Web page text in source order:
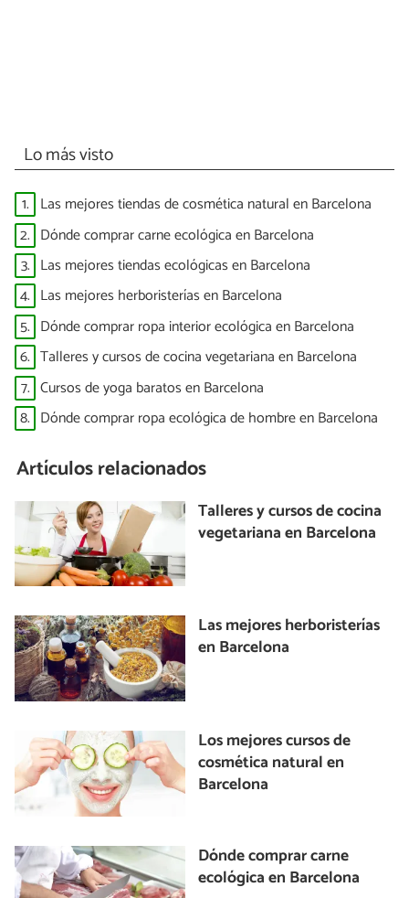
Lo más visto
1. Las mejores tiendas de cosmética natural en Barcelona
2. Dónde comprar carne ecológica en Barcelona
3. Las mejores tiendas ecológicas en Barcelona
4. Las mejores herboristerías en Barcelona
5. Dónde comprar ropa interior ecológica en Barcelona
6. Talleres y cursos de cocina vegetariana en Barcelona
7. Cursos de yoga baratos en Barcelona
8. Dónde comprar ropa ecológica de hombre en Barcelona
Artículos relacionados
Talleres y cursos de cocina
vegetariana en Barcelona
Las mejores herboristerías
en Barcelona
Los mejores cursos de
cosmética natural en
Barcelona
Dónde comprar carne
ecológica en Barcelona